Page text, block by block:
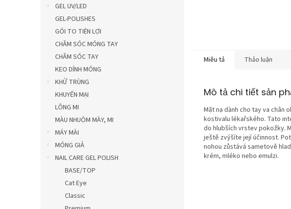
GEL UV/LED
GEL-POLISHES
GÓI TO TIỆN LỢI
CHĂM SÓC MÓNG TAY
CHĂM SÓC TAY
KEO DÍNH MÓNG
KHỬ TRÙNG
KHUYẾN MẠI
LÔNG MI
MÀU NHUỘM MÀY, MI
MÁY MÀI
MÓNG GIẢ
NAIL CARE GEL POLISH
BASE/TOP
Cat Eye
Classic
Miêu tả Thảo luận
Mô tả chi tiết sản
Mặt nạ dành cho tay va chân
kostivalu lékařského. Tato
do hlubších vrstev pokožky.
ještě zvýšíte její účinnost.
nohou zůstává sametově
krém, mléko nebo emulzi.